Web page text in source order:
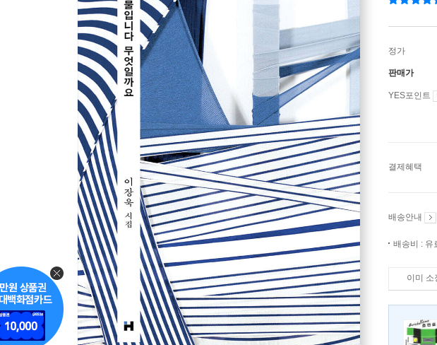
정가
판매가
YES포인트
결제혜택
배송안내
배송비 : 유
이미 소